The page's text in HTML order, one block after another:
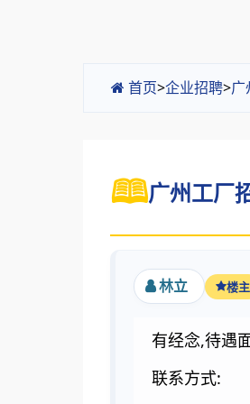
首页>企业招聘>广
广州工厂
林立 楼主
有经念,待遇
联系方式: